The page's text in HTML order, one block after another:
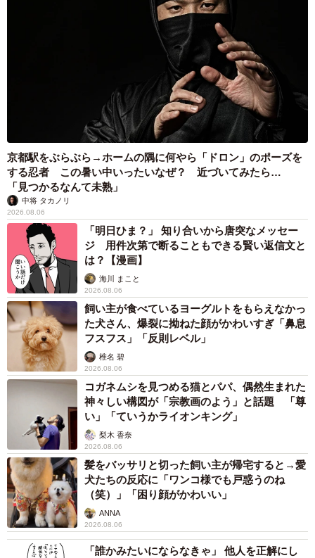
京都駅をぶらぶら→ホームの隅に何やら「ドロン」のポーズを
する忍者 この暑い中いったいなぜ？ 近づいてみたら…
「見つかるなんて未熟」
中将 タカノリ
2026.08.06
「明日ひま？」 知り合いから唐突なメッセー
ジ 用件次第で断ることもできる賢い返信文と
は？【漫画】
海川 まこと
2026.08.06
飼い主が食べているヨーグルトをもらえなかっ
た犬さん、爆裂に拗ねた顔がかわいすぎ「鼻息
フスフス」「反則レベル」
椎名 碧
2026.08.06
コガネムシを見つめる猫とパパ、偶然生まれた
神々しい構図が「宗教画のよう」と話題 「尊
い」「ていうかライオンキング」
梨木 香奈
2026.08.06
髪をバッサリと切った飼い主が帰宅すると→愛
犬たちの反応に「ワンコ様でも戸惑うのね
（笑）」「困り顔がかわいい」
ANNA
2026.08.06
「誰かみたいにならなきゃ」 他人を正解にし